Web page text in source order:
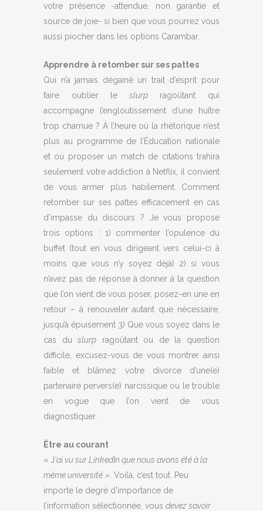
votre présence -attendue, non garantie et
source de joie- si bien que vous pourrez vous
aussi piocher dans les options Carambar.
Apprendre à retomber sur ses pattes
Qui n’a jamais dégainé un trait d’esprit pour
faire oublier le slurpragoûtant qui
accompagne l’engloutissement d’une huître
trop charnue ? À l’heure où la rhétorique n’est
plus au programme de l’Éducation nationale
et où proposer un match de citations trahira
seulement votre addiction à Netflix, il convient
de vous armer plus habilement. Comment
retomber sur ses pattes efficacement en cas
d’impasse du discours ? Je vous propose
trois options : 1) commenter l’opulence du
buffet (tout en vous dirigeant vers celui-ci à
moins que vous n’y soyez déjà) 2) si vous
n’avez pas de réponse à donner à la question
que l’on vient de vous poser, posez-en une en
retour – à renouveler autant que nécessaire,
jusqu’à épuisement 3) Que vous soyez dans le
cas duslurp ragoûtant ou de la question
difficile, excusez-vous de vous montrer ainsi
faible et blâmez votre divorce d’une(e)
partenaire pervers(e) narcissique ou le trouble
en vogue que l’on vient de vous
diagnostiquer.
Être au courant
« J‘ai vu sur LinkedIn que nous avons été à la
même université » . Voilà, c’est tout. Peu
importe le degré d’importance de
l’information sélectionnée, vous devez savoir